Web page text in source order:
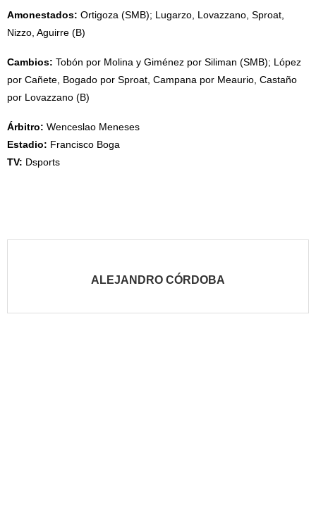
Amonestados: Ortigoza (SMB); Lugarzo, Lovazzano, Sproat,
Nizzo, Aguirre (B)
Cambios: Tobón por Molina y Giménez por Siliman (SMB); López
por Cañete, Bogado por Sproat, Campana por Meaurio, Castaño
por Lovazzano (B)
Árbitro: Wenceslao Meneses
Estadio: Francisco Boga
TV: Dsports
ALEJANDRO CÓRDOBA